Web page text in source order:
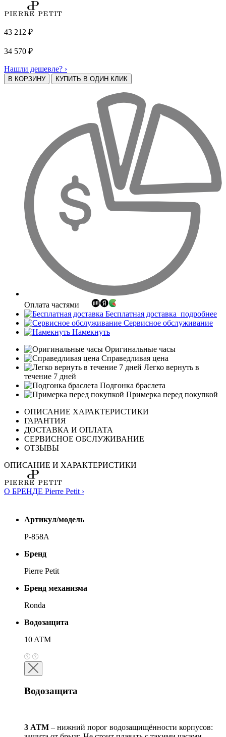
43 212 ₽
34 570 ₽
Нашли дешевле? ›
В КОРЗИНУ КУПИТЬ В ОДИН КЛИК
Оплата частями
Бесплатная доставка подробнее
Сервисное обслуживание
Намекнуть
Оригинальные часы
Справедливая цена
Легко вернуть в
течение 7 дней
Подгонка браслета
Примерка перед покупкой
ОПИСАНИЕ ХАРАКТЕРИСТИКИ
ГАРАНТИЯ
ДОСТАВКА И ОПЛАТА
СЕРВИСНОЕ ОБСЛУЖИВАНИЕ
ОТЗЫВЫ
ОПИСАНИЕ И ХАРАКТЕРИСТИКИ
О БРЕНДЕ Pierre Petit ›
Артикул/модель
P-858A
Бренд
Pierre Petit
Бренд механизма
Ronda
Водозащита
10 ATM
Водозащита
3 АТМ – нижний порог водозащищённости корпусов: